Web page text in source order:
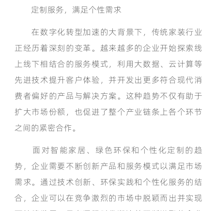
定制服务，满足个性需求
在数字化转型加速的大背景下，传统家装行业
正经历着深刻的变革。越来越多的企业开始探索线
上线下相结合的服务模式，利用大数据、云计算等
先进技术提升客户体验，并开发出更多符合现代消
费者偏好的产品与解决方案。这种趋势不仅有助于
扩大市场份额，也促进了整个产业链条上各个环节
之间的紧密合作。
面对智能家居、绿色环保和个性化定制的趋
势，企业需要不断创新产品和服务模式以满足市场
需求。通过技术创新、环保实践和个性化服务的结
合，企业可以在竞争激烈的市场中脱颖而出并实现